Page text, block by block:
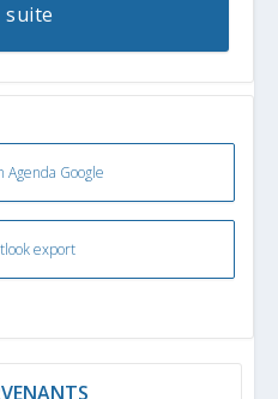
suite
Agenda Google
export